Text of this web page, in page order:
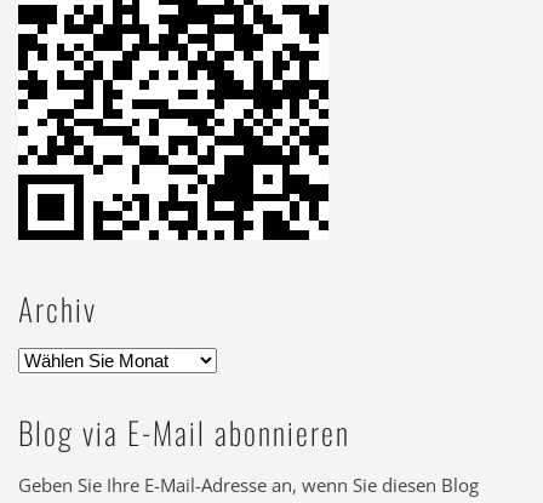
Archiv
Blog via E-Mail abonnieren
Geben Sie Ihre E-Mail-Adresse an, wenn Sie diesen Blog